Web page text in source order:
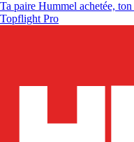
Ta paire Hummel achetée, ton
Topflight Pro